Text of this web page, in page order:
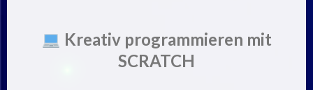
Kreativ programmieren mit
SCRATCH